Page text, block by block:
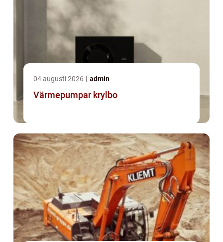
04 augusti 2026 admin
Värmepumpar krylbo